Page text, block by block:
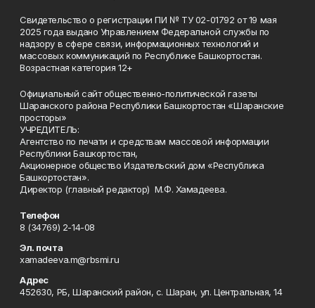
Свидетельство о регистрации ПИ № ТУ 02-01792 от 19 мая
2025 года выдано Управлением Федеральной службы по
надзору в сфере связи, информационных технологий и
массовых коммуникаций по Республике Башкортостан.
Возрастная категория 12+
Официальный сайт общественно-политической газеты
Шаранского района Республики Башкортостан «Шаранские
просторы»
УЧРЕДИТЕЛЬ:
Агентство по печати и средствам массовой информации
Республики Башкортостан,
Акционерное общество Издательский дом «Республика
Башкортостан».
Директор (главный редактор) М.Ф. Хамадеева.
Телефон
8 (34769) 2-14-08
Эл. почта
xamadeeva.m@rbsmi.ru
Адрес
452630, РБ, Шаранский район, с. Шаран, ул. Центральная, 14